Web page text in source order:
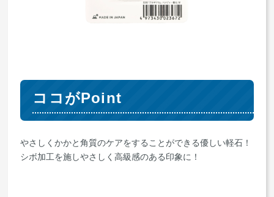
ココがPoint
やさしくかかと角質のケアをすることができる優しい軽石！
シボ加工を施しやさしく高級感のある印象に！